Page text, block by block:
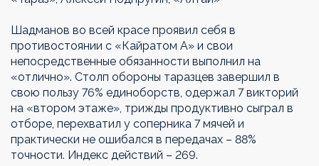
Шадманов во всей красе проявил себя в
противостоянии с «Кайратом А» и свои
непосредственные обязанности выполнил на
«отлично». Столп обороны таразцев завершил в
свою пользу 76% единоборств, одержал 7 викторий
на «втором этаже», трижды продуктивно сыграл в
отборе, перехватил у соперника 7 мячей и
практически не ошибался в передачах – 88%
точности. Индекс действий – 269.